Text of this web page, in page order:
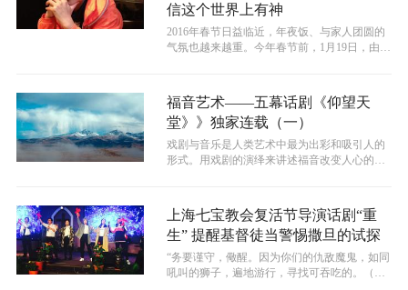
信这个世界上有神
2016年春节日益临近，年夜饭、与家人团圆的
气氛也越来越重。今年春节前，1月19日，由演
福音艺术——五幕话剧《仰望天
堂》》独家连载（一）
戏剧与音乐是人类艺术中最为出彩和吸引人的
形式。用戏剧的演绎来讲述福音改变人心的故
上海七宝教会复活节导演话剧“重
生” 提醒基督徒当警惕撒旦的试探
“务要谨守，儆醒。因为你们的仇敌魔鬼，如同
吼叫的狮子，遍地游行，寻找可吞吃的。（彼